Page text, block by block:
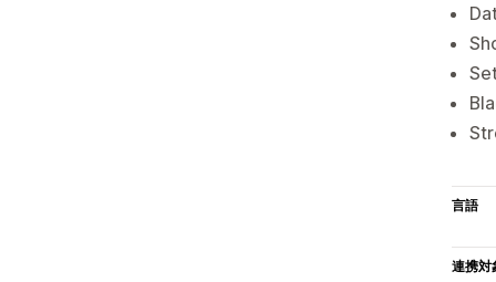
言語
連携対